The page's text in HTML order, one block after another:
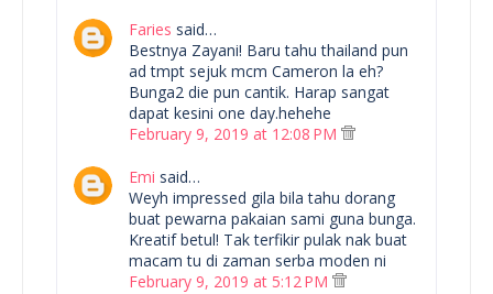
Faries said…
Bestnya Zayani! Baru tahu thailand pun
ad tmpt sejuk mcm Cameron la eh?
Bunga2 die pun cantik. Harap sangat
dapat kesini one day.hehehe
February 9, 2019 at 12:08 PM
Emi said…
Weyh impressed gila bila tahu dorang
buat pewarna pakaian sami guna bunga.
Kreatif betul! Tak terfikir pulak nak buat
macam tu di zaman serba moden ni
February 9, 2019 at 5:12 PM